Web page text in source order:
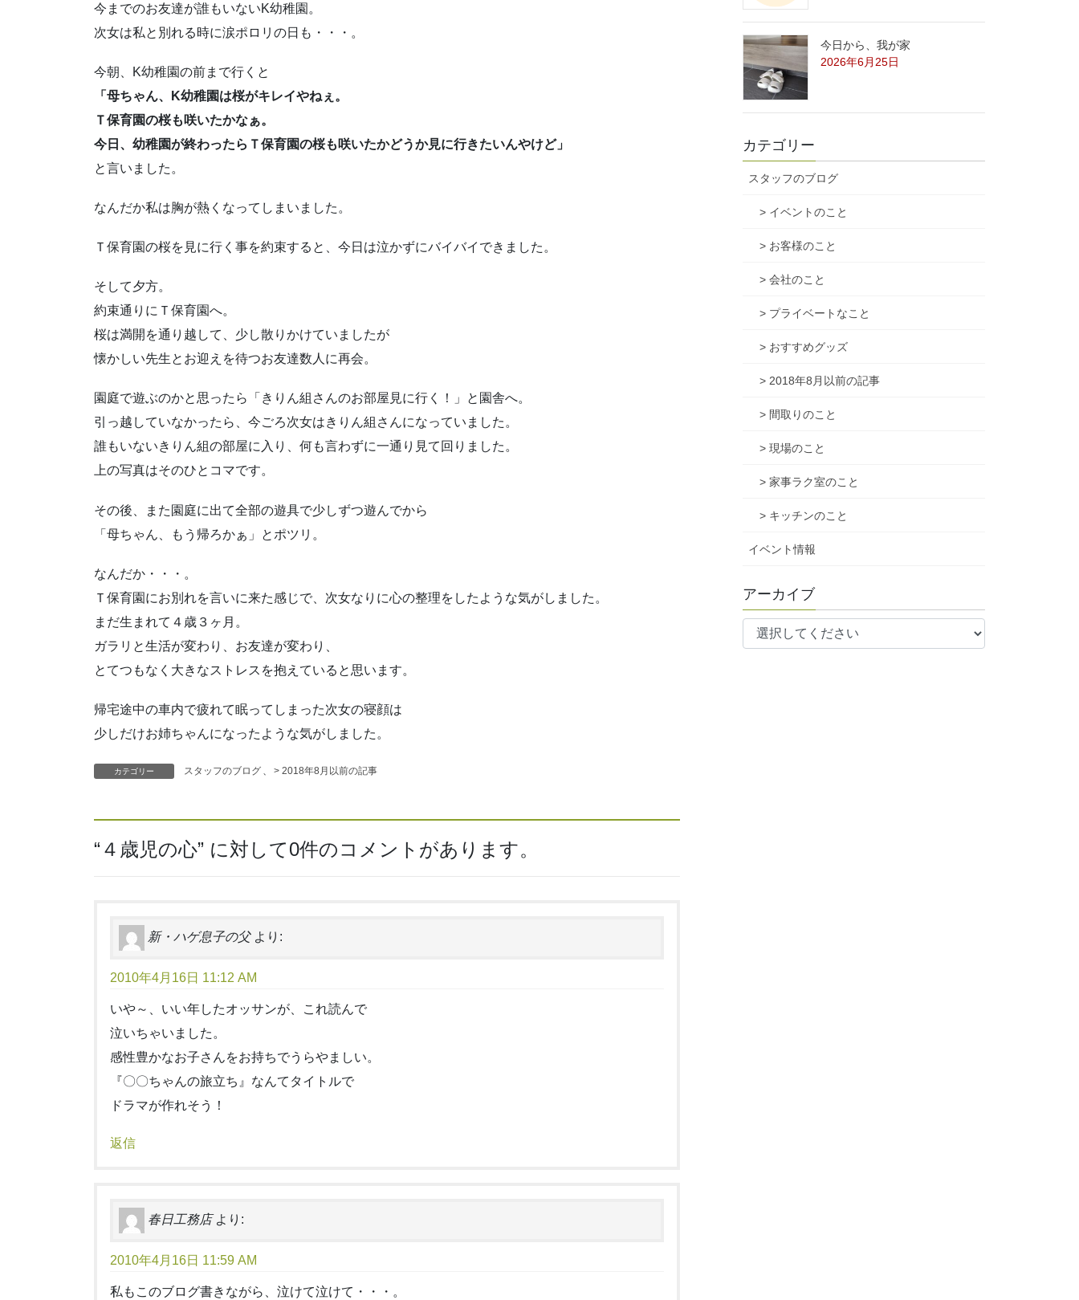
今までのお友達が誰もいないK幼稚園。
次女は私と別れる時に涙ポロリの日も・・・。
今朝、K幼稚園の前まで行くと
「母ちゃん、K幼稚園は桜がキレイやねぇ。
Ｔ保育園の桜も咲いたかなぁ。
今日、幼稚園が終わったらＴ保育園の桜も咲いたかどうか見に行きたいんやけど」
と言いました。
なんだか私は胸が熱くなってしまいました。
Ｔ保育園の桜を見に行く事を約束すると、今日は泣かずにバイバイできました。
そして夕方。
約束通りにＴ保育園へ。
桜は満開を通り越して、少し散りかけていましたが
懐かしい先生とお迎えを待つお友達数人に再会。
園庭で遊ぶのかと思ったら「きりん組さんのお部屋見に行く！」と園舎へ。
引っ越していなかったら、今ごろ次女はきりん組さんになっていました。
誰もいないきりん組の部屋に入り、何も言わずに一通り見て回りました。
上の写真はそのひとコマです。
その後、また園庭に出て全部の遊具で少しずつ遊んでから
「母ちゃん、もう帰ろかぁ」とポツリ。
なんだか・・・。
Ｔ保育園にお別れを言いに来た感じで、次女なりに心の整理をしたような気がしました。
まだ生まれて４歳３ヶ月。
ガラリと生活が変わり、お友達が変わり、
とてつもなく大きなストレスを抱えていると思います。
帰宅途中の車内で疲れて眠ってしまった次女の寝顔は
少しだけお姉ちゃんになったような気がしました。
カテゴリー スタッフのブログ 、 > 2018年8月以前の記事
“ ４歳児の心” に対して0件のコメントがあります。
新・ハゲ息子の父 より:
2010年4月16日 11:12 AM
いや～、いい年したオッサンが、これ読んで
泣いちゃいました。
感性豊かなお子さんをお持ちでうらやましい。
『〇〇ちゃんの旅立ち』なんてタイトルで
ドラマが作れそう！
返信
春日工務店 より:
2010年4月16日 11:59 AM
私もこのブログ書きながら、泣けて泣けて・・・。
今日から、我が家
2026年6月25日
カテゴリー
スタッフのブログ
> イベントのこと
> お客様のこと
> 会社のこと
> プライベートなこと
> おすすめグッズ
> 2018年8月以前の記事
> 間取りのこと
> 現場のこと
> 家事ラク室のこと
> キッチンのこと
イベント情報
アーカイブ